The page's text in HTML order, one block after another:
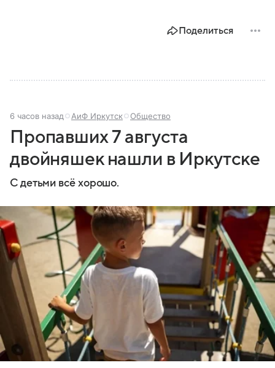
Поделиться
6 часов назад АиФ Иркутск Общество
Пропавших 7 августа
двойняшек нашли в Иркутске
С детьми всё хорошо.